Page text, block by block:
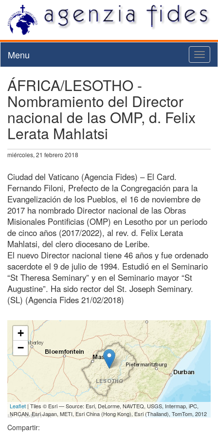
Menu
ÁFRICA/LESOTHO -
Nombramiento del Director
nacional de las OMP, d. Felix
Lerata Mahlatsi
miércoles, 21 febrero 2018
Ciudad del Vaticano (Agencia Fides) – El Card.
Fernando Filoni, Prefecto de la Congregación para la
Evangelización de los Pueblos, el 16 de noviembre de
2017 ha nombrado Director nacional de las Obras
Misionales Pontificias (OMP) en Lesotho por un periodo
de cinco años (2017/2022), al rev. d. Felix Lerata
Mahlatsi, del clero diocesano de Leribe.
El nuevo Director nacional tiene 46 años y fue ordenado
sacerdote el 9 de julio de 1994. Estudió en el Seminario
“St Theresa Seminary” y en el Seminario mayor “St
Augustine”. Ha sido rector del St. Joseph Seminary.
(SL) (Agencia Fides 21/02/2018)
+
−
Leaflet | Tiles © Esri — Source: Esri, DeLorme, NAVTEQ, USGS, Intermap, iPC,
NRCAN, Esri Japan, METI, Esri China (Hong Kong), Esri (Thailand), TomTom, 2012
Compartir: